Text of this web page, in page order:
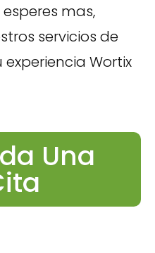
mas,
servicios de
Wortix
Una